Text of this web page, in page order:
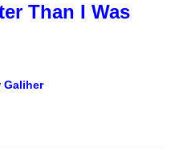
Than I Was
Galiher